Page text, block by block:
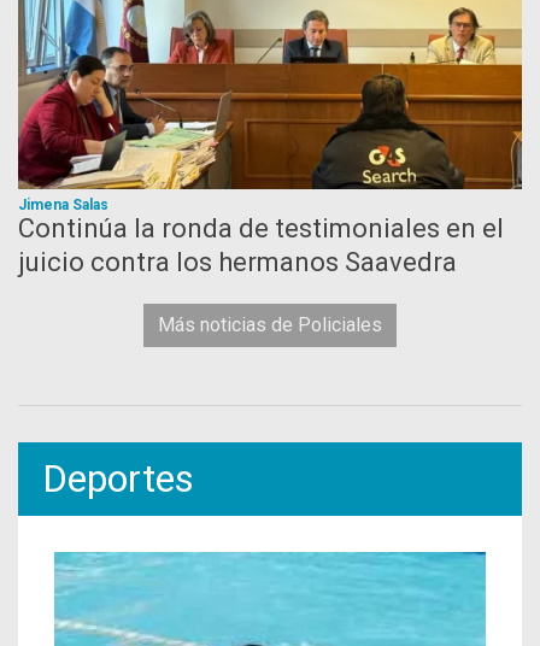
Jimena Salas
Continúa la ronda de testimoniales en el
juicio contra los hermanos Saavedra
Más noticias de Policiales
Deportes